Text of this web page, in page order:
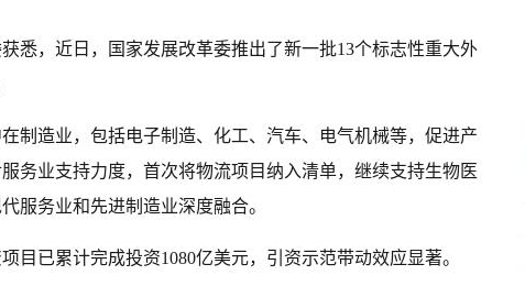
悉，近日，国家发展改革委推出了新一批13个标志性重大外
制造业，包括电子制造、化工、汽车、电气机械等，促进产
务业支持力度，首次将物流项目纳入清单，继续支持生物医
服务业和先进制造业深度融合。
目已累计完成投资1080亿美元，引资示范带动效应显著。